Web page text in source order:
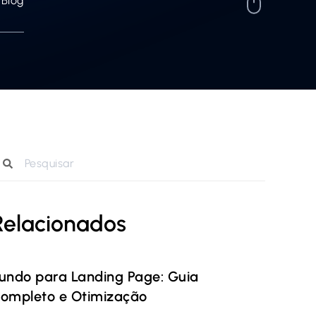
para Landing Page: Guia
e Otimização